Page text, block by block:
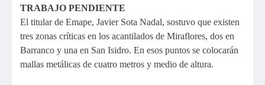
TRABAJO PENDIENTE
El titular de Emape, Javier Sota Nadal, sostuvo que existen
tres zonas críticas en los acantilados de Miraflores, dos en
Barranco y una en San Isidro. En esos puntos se colocarán
mallas metálicas de cuatro metros y medio de altura.